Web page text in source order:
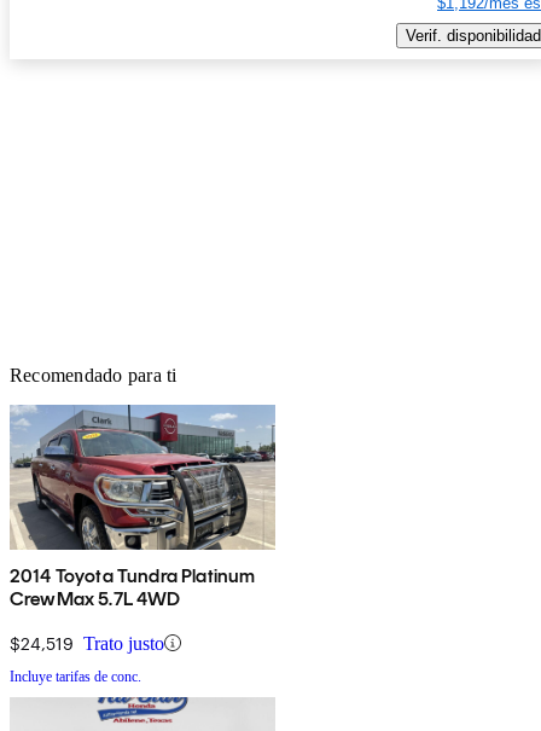
Verif. disponibilidad
Recomendado para ti
2014 Toyota Tundra Platinum
CrewMax 5.7L 4WD
$24,519 Trato justo
Incluye tarifas de conc.